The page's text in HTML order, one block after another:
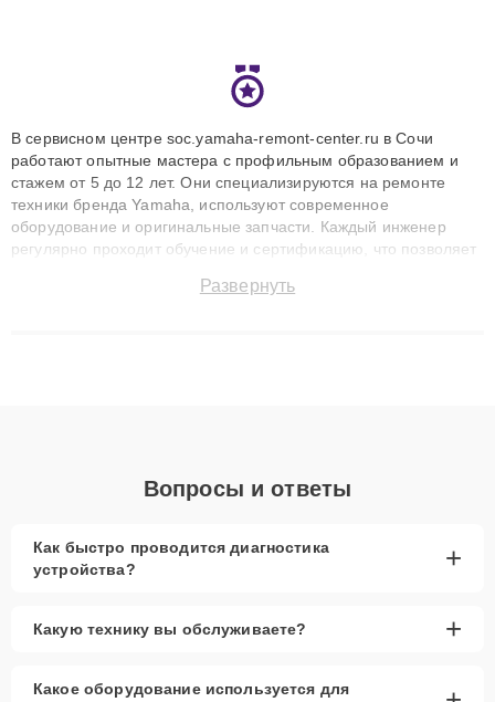
В сервисном центре soc.yamaha-remont-center.ru в Сочи
работают опытные мастера с профильным образованием и
стажем от 5 до 12 лет. Они специализируются на ремонте
техники бренда Yamaha, используют современное
оборудование и оригинальные запчасти. Каждый инженер
регулярно проходит обучение и сертификацию, что позволяет
технику с сохранением гарантии до 3 лет. Наши мастера
Развернуть
Вопросы и ответы
Как быстро проводится диагностика
устройства?
+
Какую технику вы обслуживаете? +
Какое оборудование используется для